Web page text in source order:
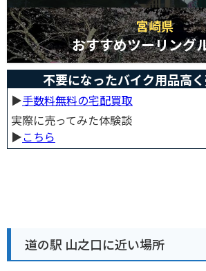
宮崎県
おすすめツーリング
不要になったバイク用品高く
▶︎手数料無料の宅配買取
実際に売ってみた体験談
▶︎こちら
道の駅 山之口に近い場所